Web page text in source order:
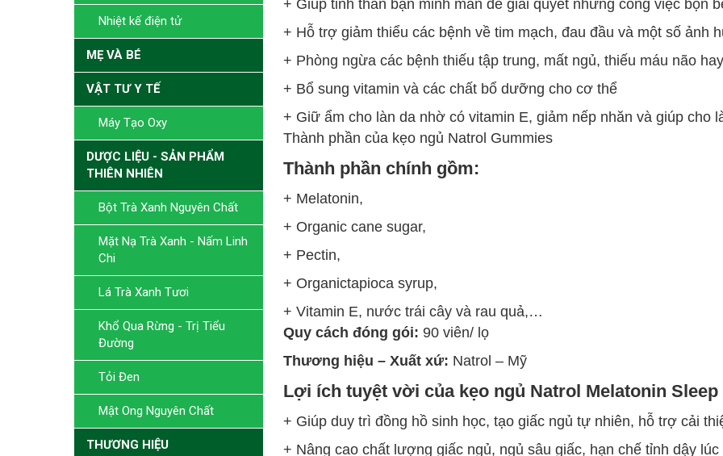
+ Giúp tinh thần bạn minh mẫn để giải quyết những công việc bộn
+ Hỗ trợ giảm thiểu các bệnh về tim mạch, đau đầu và một số ảnh
+ Phòng ngừa các bệnh thiếu tập trung, mất ngủ, thiếu máu não
+ Bổ sung vitamin và các chất bổ dưỡng cho cơ thể
+ Giữ ẩm cho làn da nhờ có vitamin E, giảm nếp nhăn và giúp cho
Thành phần của kẹo ngủ Natrol Gummies
Thành phần chính gồm:
+ Melatonin,
+ Organic cane sugar,
+ Pectin,
+ Organictapioca syrup,
+ Vitamin E, nước trái cây và rau quả,…
Quy cách đóng gói: 90 viên/ lọ
Thương hiệu – Xuất xứ: Natrol – Mỹ
Lợi ích tuyệt vời của kẹo ngủ Natrol Melatonin Sleep
+ Giúp duy trì đồng hồ sinh học, tạo giấc ngủ tự nhiên, hỗ trợ cải
+ Nâng cao chất lượng giấc ngủ, ngủ sâu giấc, hạn chế tỉnh dậy
Nhiệt kế điện tử
MẸ VÀ BÉ
VẬT TƯ Y TẾ
Máy Tạo Oxy
DƯỢC LIỆU - SẢN PHẨM
THIÊN NHIÊN
Bột Trà Xanh Nguyên Chất
Mặt Nạ Trà Xanh - Nấm Linh
Chi
Lá Trà Xanh Tươi
Khổ Qua Rừng - Trị Tiểu
Đường
Tỏi Đen
Mật Ong Nguyên Chất
THƯƠNG HIỆU